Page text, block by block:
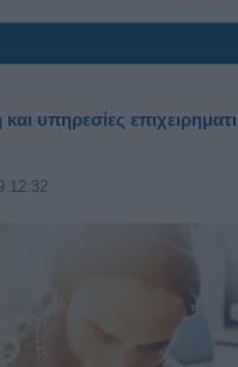
υπηρεσίες
12:32